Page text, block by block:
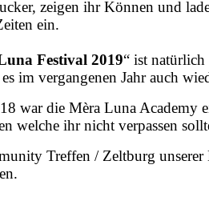
zeigen ihr Können und
ein.
Festival 2019“ ist
im vergangenen Jahr auch
war die Mèra Luna Academy
welche ihr nicht verpassen
Treffen / Zeltburg unserer